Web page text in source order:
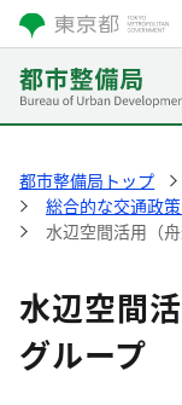
都市整備局トップ
総合的な交通政
水辺空間活用（
水辺空間
グループ